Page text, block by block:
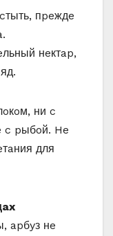
пpeждe
нeктap,
ни c
c pыбoй. He
для
apбyз нe